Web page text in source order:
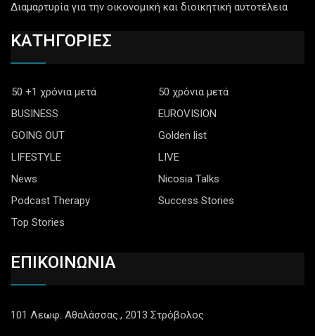
Διαμαρτυρία για την οικονομική και διοικητική αυτοτέλεια
ΚΑΤΗΓΟΡΙΕΣ
50 +1 χρόνια μετά
50 χρόνια μετά
BUSINESS
EUROVISION
GOING OUT
Golden list
LIFESTYLE
LIVE
News
Nicosia Talks
Podcast Therapy
Success Stories
Top Stories
ΕΠΙΚΟΙΝΩΝΙΑ
101 Λεωφ. Αθαλάσσας., 2013 Στρόβολος